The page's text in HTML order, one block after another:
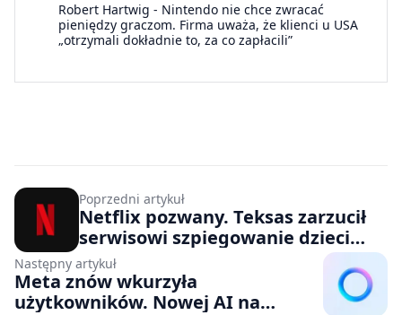
Robert Hartwig - Nintendo nie chce zwracać
pieniędzy graczom. Firma uważa, że klienci u USA
„otrzymali dokładnie to, za co zapłacili”
Poprzedni artykuł
Netflix pozwany. Teksas zarzucił
serwisowi szpiegowanie dzieci
oraz celowe uzależnianie
użytkowników
Następny artykuł
Meta znów wkurzyła
użytkowników. Nowej AI na